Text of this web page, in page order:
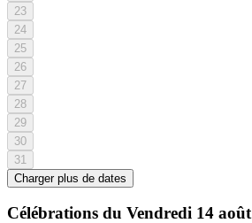
23
24
25
26
27
28
29
30
31
Charger plus de dates
Célébrations du Vendredi 14 août